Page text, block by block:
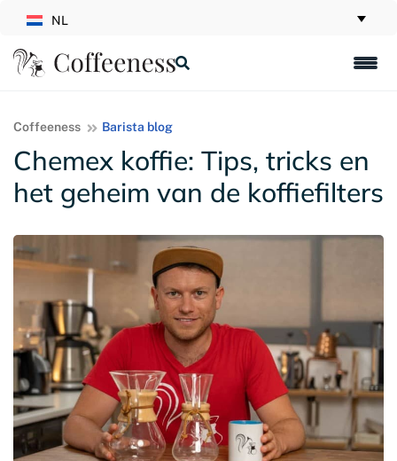
NL
Coffeeness Barista blog
Chemex koffie: Tips, tricks en
het geheim van de koffiefilters